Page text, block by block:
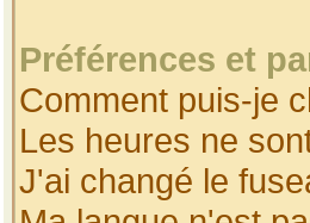
Préférences et
Comment puis-je
Les heures ne
J'ai changé le